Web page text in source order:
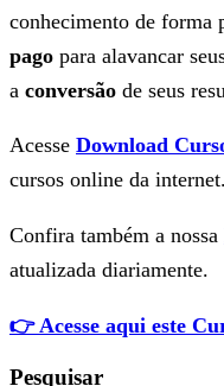
conhecimento de forma
pago para alavancar
a conversão de seus
Acesse Download
cursos online da internet.
Confira também a nossa
atualizada diariamente.
👉 Acesse aqui este
Pesquisar